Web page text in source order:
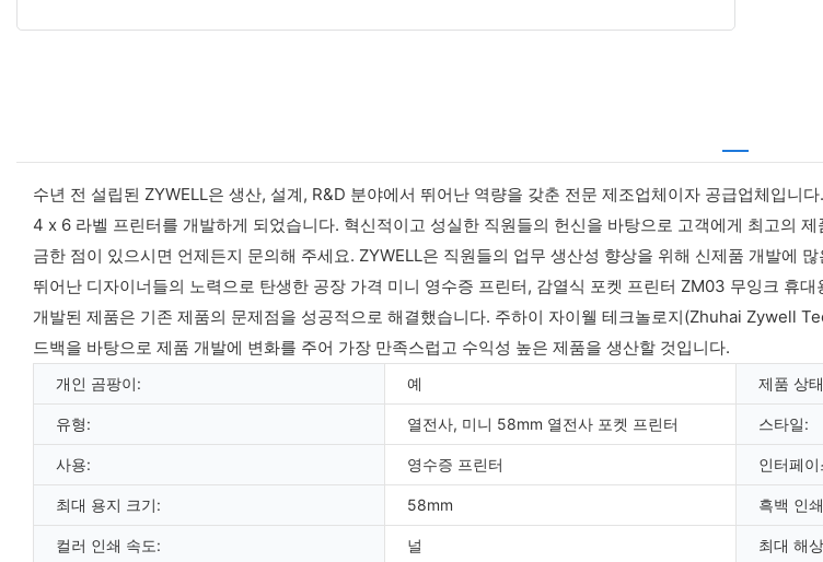
수년 전 설립된 ZYWELL은 생산, 설계, R&D 분야에서 뛰어난 역량을 갖춘 전문 제조업체이자 공급업체입
4 x 6 라벨 프린터를 개발하게 되었습니다. 혁신적이고 성실한 직원들의 헌신을 바탕으로 고객에게 최고의
금한 점이 있으시면 언제든지 문의해 주세요. ZYWELL은 직원들의 업무 생산성 향상을 위해 신제품 개발에
뛰어난 디자이너들의 노력으로 탄생한 공장 가격 미니 영수증 프린터, 감열식 포켓 프린터 ZM03 무잉크 휴
개발된 제품은 기존 제품의 문제점을 성공적으로 해결했습니다. 주하이 자이웰 테크놀로지(Zhuhai Zywell
드백을 바탕으로 제품 개발에 변화를 주어 가장 만족스럽고 수익성 높은 제품을 생산할 것입니다.
개인 곰팡이: 예 제품 상
유형: 열전사, 미니 58mm 열전사 포켓 프린터 스타일:
사용: 영수증 프린터 인터페
최대 용지 크기: 58mm 흑백 인
컬러 인쇄 속도: 널 최대 해